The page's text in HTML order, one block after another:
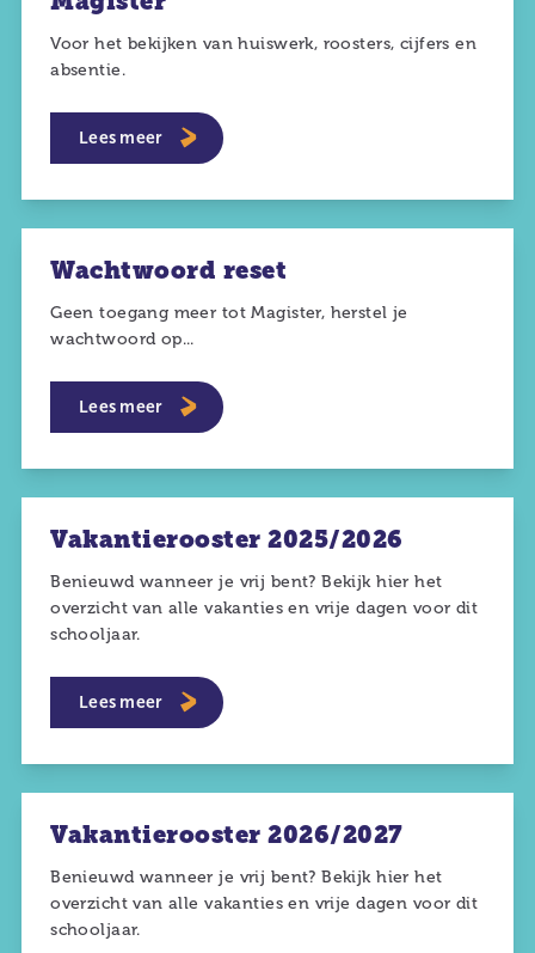
Voor het bekijken van huiswerk, roosters, cijfers en
absentie.
Lees meer
Wachtwoord reset
Geen toegang meer tot Magister, herstel je
wachtwoord op...
Lees meer
Vakantierooster 2025/2026
Benieuwd wanneer je vrij bent? Bekijk hier het
overzicht van alle vakanties en vrije dagen voor dit
schooljaar.
Lees meer
Vakantierooster 2026/2027
Benieuwd wanneer je vrij bent? Bekijk hier het
overzicht van alle vakanties en vrije dagen voor dit
schooljaar.